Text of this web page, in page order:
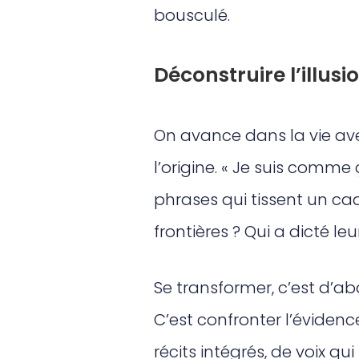
bousculé.
Déconstruire
On avance dans la vie
l’origine. « Je suis
phrases qui tissent un
frontières ? Qui a dicté
Se transformer, c’est
C’est confronter
récits intégrés, de voix